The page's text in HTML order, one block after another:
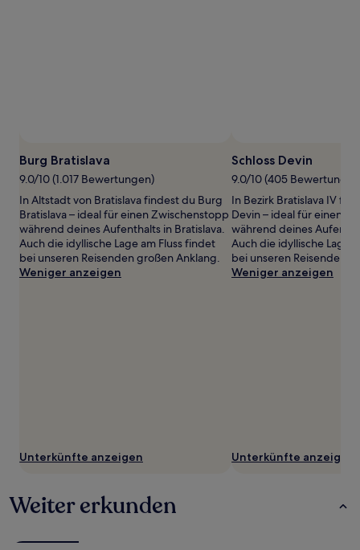
können
zusätzliche
Bedingungen
gelten.
Burg Bratislava
9.0/10 (1.017 Bewertungen)
In Altstadt von Bratislava findest du Burg
Bratislava – ideal für einen Zwischenstopp
während deines Aufenthalts in Bratislava.
Auch die idyllische Lage am Fluss findet
bei unseren Reisenden großen Anklang.
Weniger anzeigen
Unterkünfte anzeigen
Schloss Devin
9.0/10 (405
In Bezirk Bratislava IV
Devin – ideal für einen
während deines
Auch die idyllische Lage
bei unseren Reisenden
Weniger anzeigen
Unterkünfte anzeigen
Weiter erkunden